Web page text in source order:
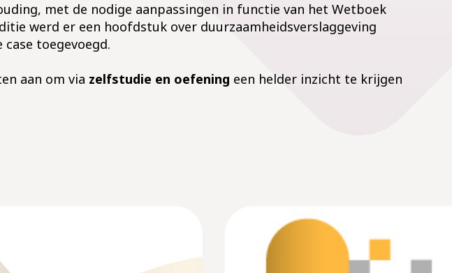
met de nodige aanpassingen in functie van het Wetboek
werd er een hoofdstuk over duurzaamheidsverslaggeving
toegevoegd.
aan om via zelfstudie en oefening een helder inzicht te krijgen